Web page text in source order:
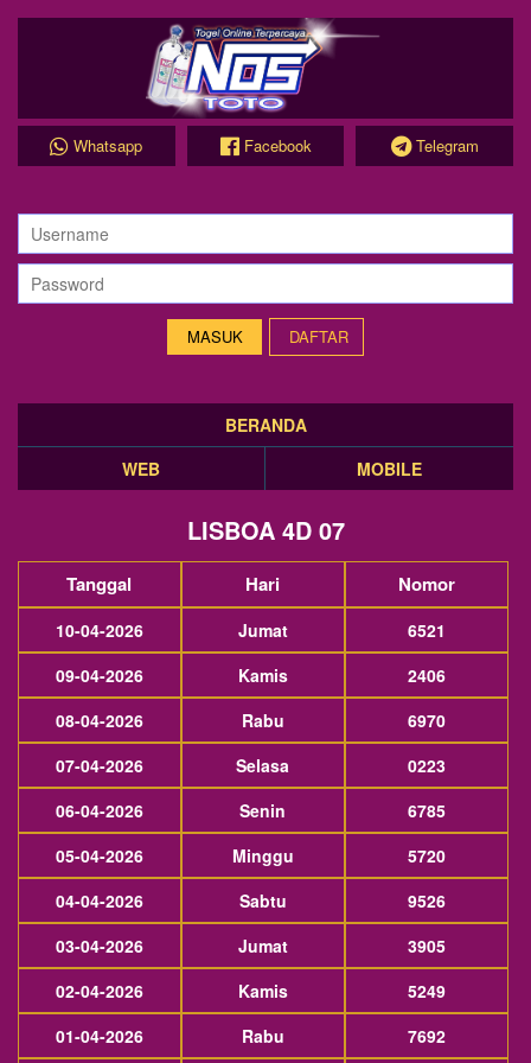
Whatsapp Facebook Telegram
DAFTAR
BERANDA
WEB
MOBILE
LISBOA 4D 07
Tanggal Hari Nomor
10-04-2026 Jumat
6521
09-04-2026
Kamis
2406
08-04-2026
Rabu
6970
07-04-2026
Selasa
0223
06-04-2026
Senin
6785
05-04-2026
Minggu
5720
04-04-2026
Sabtu
9526
03-04-2026
Jumat
3905
02-04-2026
Kamis
5249
01-04-2026
Rabu 7692